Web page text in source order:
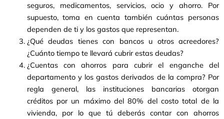
seguros, medicamentos, servicios, ocio y ahorro. Por
supuesto, toma en cuenta también cuántas personas
dependen de ti y los gastos que representan.
¿Qué deudas tienes con bancos u otros acreedores?
¿Cuánto tiempo te llevará cubrir estas deudas?
¿Cuentas con ahorros para cubrir el enganche del
departamento y los gastos derivados de la compra? Por
regla general, las instituciones bancarias otorgan
créditos por un máximo del 80% del costo total de la
vivienda, por lo que tú deberás contar con ahorros